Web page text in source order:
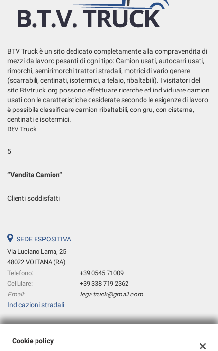
BTV Truck è un sito dedicato completamente alla compravendita di
mezzi da lavoro pesanti di ogni tipo: Camion usati, autocarri usati,
rimorchi, semirimorchi trattori stradali, motrici di vario genere
(scarrabili, centinati, isotermici, a telaio, ribaltabili). I visitatori del
sito Btvtruck.org possono effettuare ricerche ed individuare camion
usati con le caratteristiche desiderate secondo le esigenze di lavoro
è possibile classificare camion ribaltabili, con gru, con cisterna,
centinati e isotermici.
BtV Truck
5
“Vendita Camion“
Clienti soddisfatti
SEDE ESPOSITIVA
Via Luciano Lama, 25
48022 VOLTANA (RA)
Telefono:
+39 0545 71009
Cellulare:
+39 338 719 2362
Email:
lega.truck@gmail.com
Indicazioni stradali
Dati fiscali:
Cookie policy